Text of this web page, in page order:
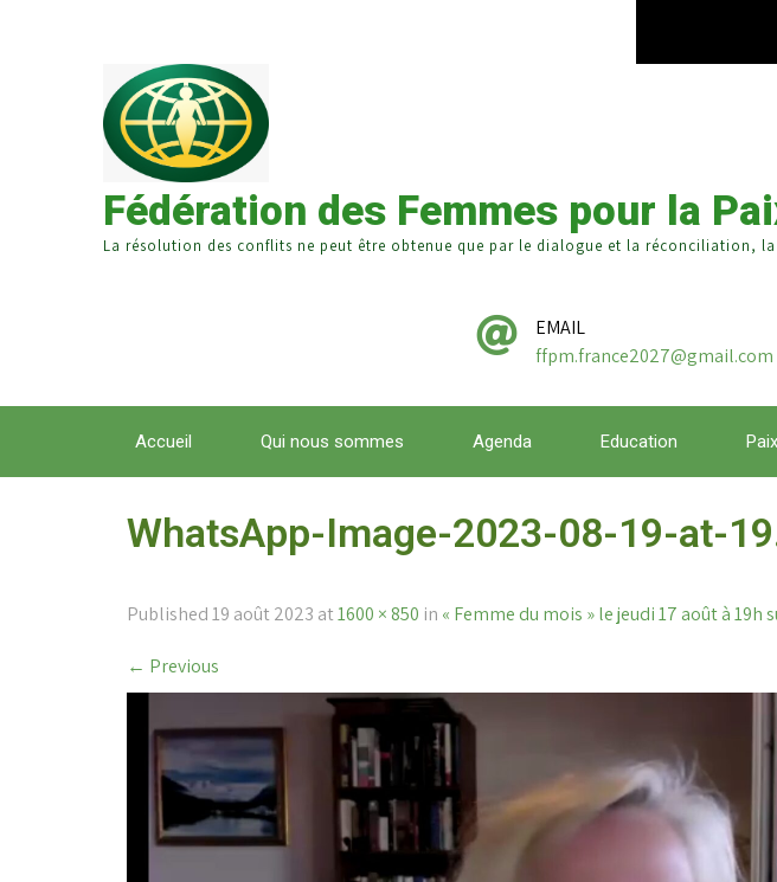
Fédération des Femmes pour la
La résolution des conflits ne peut être obtenue que par le dialogue et la réconciliation,
EMAIL
ffpm.france2027@gmail.com
Accueil Qui nous sommes Agenda Education Paix
WhatsApp-Image-2023-08-19-at-
Published19 août 2023 at1600 × 850 in « Femme du mois » le jeudi 17 août à 19h
← Previous